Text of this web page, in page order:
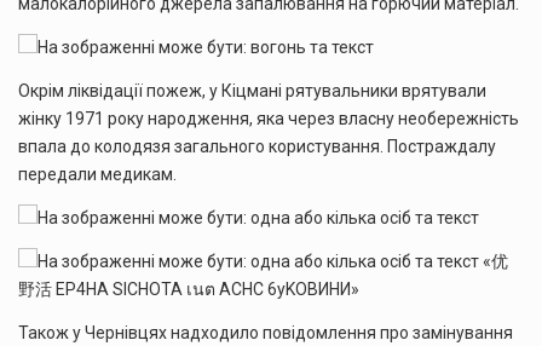
Окрім ліквідації пожеж, у Кіцмані рятувальники врятували
жінку 1971 року народження, яка через власну необережність
впала до колодязя загального користування. Постраждалу
передали медикам.
Також у Чернівцях надходило повідомлення про замінування